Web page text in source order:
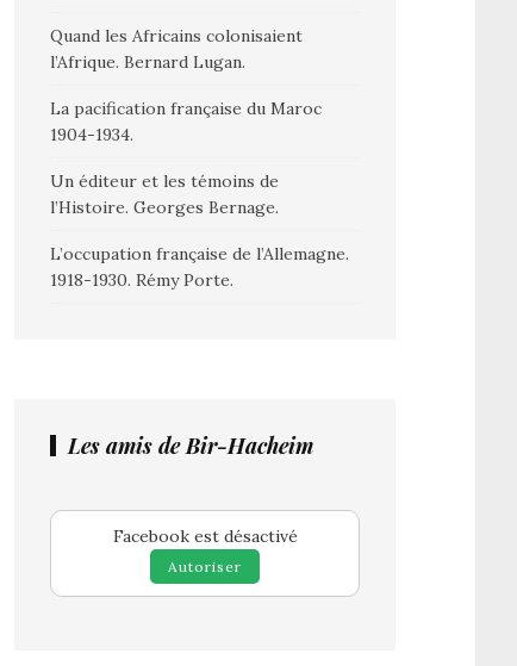
Quand les Africains colonisaient
l’Afrique. Bernard Lugan.
La pacification française du Maroc
1904-1934.
Un éditeur et les témoins de
l’Histoire. Georges Bernage.
L’occupation française de l’Allemagne.
1918-1930. Rémy Porte.
Les amis de Bir-Hacheim
Facebook est désactivé
Autoriser